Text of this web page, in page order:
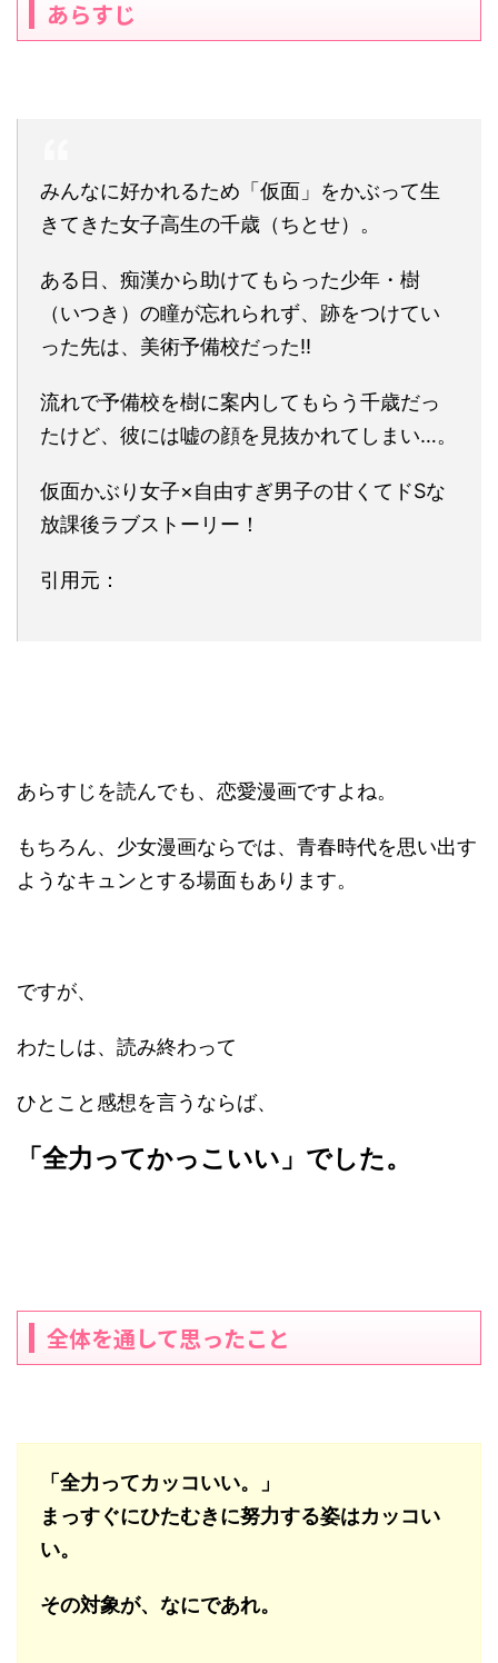
あらすじ
みんなに好かれるため「仮面」をかぶって生
きてきた女子高生の千歳（ちとせ）。
ある日、痴漢から助けてもらった少年・樹
（いつき）の瞳が忘れられず、跡をつけてい
った先は、美術予備校だった!!
流れで予備校を樹に案内してもらう千歳だっ
たけど、彼には嘘の顔を見抜かれてしまい…。
仮面かぶり女子×自由すぎ男子の甘くてドSな
放課後ラブストーリー！
引用元：
あらすじを読んでも、恋愛漫画ですよね。
もちろん、少女漫画ならでは、青春時代を思い出す
ようなキュンとする場面もあります。
ですが、
わたしは、読み終わって
ひとこと感想を言うならば、
「全力ってかっこいい」でした。
全体を通して思ったこと
「全力ってカッコいい。」
まっすぐにひたむきに努力する姿はカッコい
い。
その対象が、なにであれ。